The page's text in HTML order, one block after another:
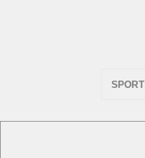
SPORT